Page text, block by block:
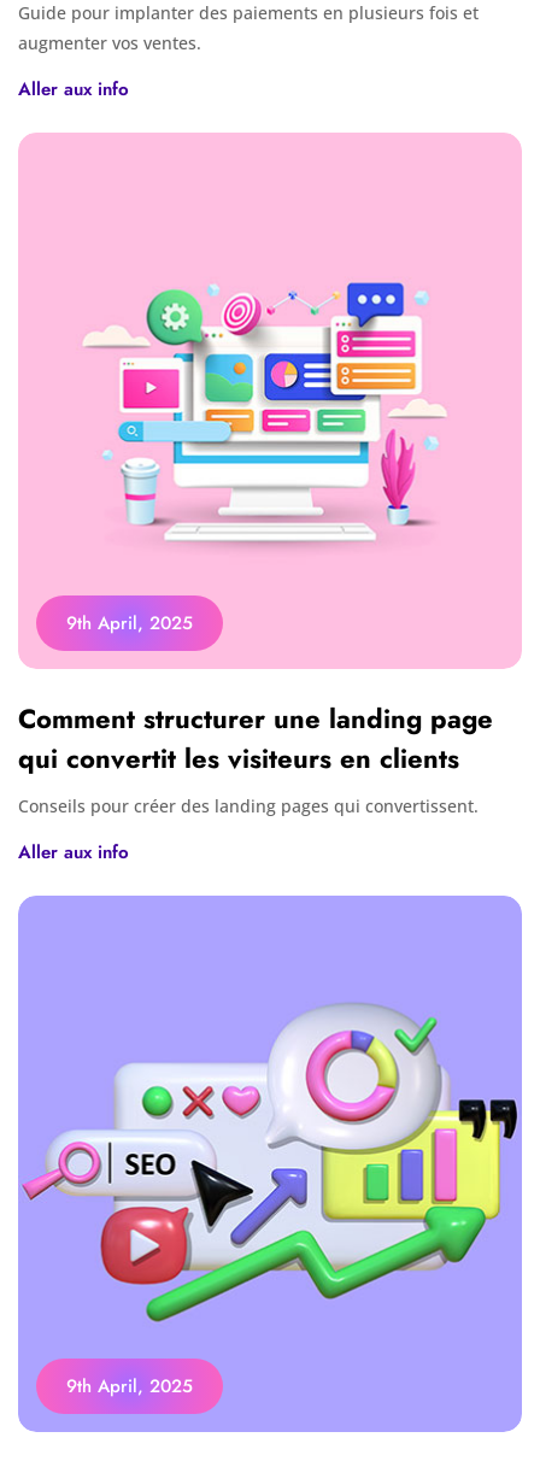
Guide pour implanter des paiements en plusieurs fois et
augmenter vos ventes.
Aller aux info
9th April, 2025
Comment structurer une landing page
qui convertit les visiteurs en clients
Conseils pour créer des landing pages qui convertissent.
Aller aux info
9th April, 2025